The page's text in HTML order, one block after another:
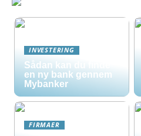
INVESTERING
Sådan kan du finde
en ny bank gennem
Mybanker
FIRMAER